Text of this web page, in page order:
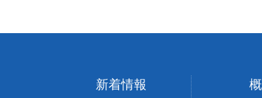
新着情報